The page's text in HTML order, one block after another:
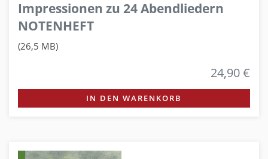
Impressionen zu 24 Abendliedern
NOTENHEFT
(26,5 MB)
24,90 €
IN DEN WARENKORB